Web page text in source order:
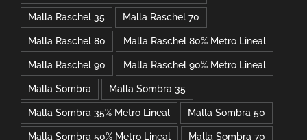
Malla Raschel 35 Malla Raschel 70
Malla Raschel 80 Malla Raschel 80% Metro Lineal
Malla Raschel 90 Malla Raschel 90% Metro Lineal
Malla Sombra Malla Sombra 35
Malla Sombra 35% Metro Lineal Malla Sombra 50
Malla Sombra 50% Metro Lineal Malla Sombra 70